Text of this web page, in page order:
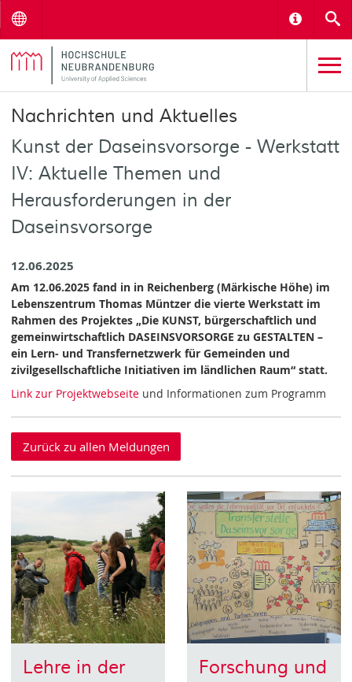
Nachrichten und Aktuelles
Kunst der Daseinsvorsorge - Werkstatt
IV: Aktuelle Themen und
Herausforderungen in der
Daseinsvorsorge
12.06.2025
Am 12.06.2025 fand in in Reichenberg (Märkische Höhe) im
Lebenszentrum Thomas Müntzer die vierte Werkstatt im
Rahmen des Projektes „Die KUNST, bürgerschaftlich und
gemeinwirtschaftlich DASEINSVORSORGE zu GESTALTEN –
ein Lern- und Transfernetzwerk für Gemeinden und
zivilgesellschaftliche Initiativen im ländlichen Raum“ statt.
Link zur Projektwebseite und Informationen zum Programm
Zurück zu allen Meldungen
Lehre in der
Forschung und